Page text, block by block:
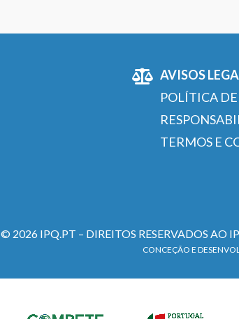
AVISOS
POLÍTICA
TERMOS E
© 2026 IPQ.PT – DIREITOS RESERVADOS AO
CONCEÇÃO E